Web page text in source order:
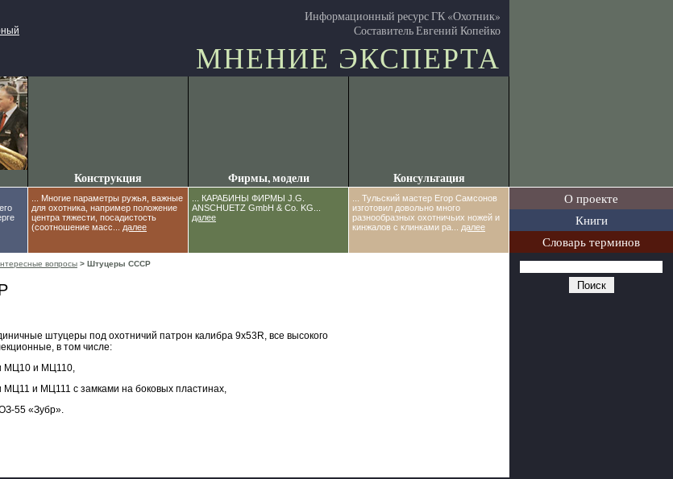
О проекте
Книги
Словарь терминов
Информационный ресурс ГК «Охотник»
Составитель Евгений Копейко
МНЕНИЕ ЭКСПЕРТА
Конструкция
... Многие параметры ружья, важные
для охотника, например положение
центра тяжести, посадистость
(соотношение масс... далее
Фирмы, модели
... КАРАБИНЫ ФИРМЫ J.G.
ANSCHUETZ GmbH & Co. KG...
далее
Консультация
... Тульский мастер Егор Самсонов
изготовил довольно много
разнообразных охотничьих ножей и
кинжалов с клинками ра... далее
вопросы > Штуцеры СССР
штуцеры под охотничий патрон калибра 9x53R, все высокого
в том числе:
МЦ10 и МЦ110,
МЦ11 и МЦ111 с замками на боковых пластинах,
55 «Зубр».